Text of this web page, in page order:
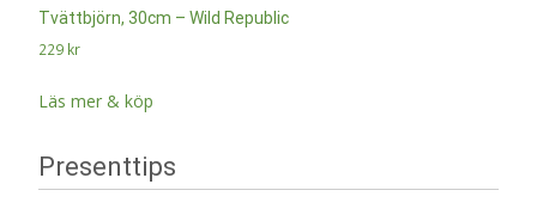
Tvättbjörn, 30cm – Wild Republic
229 kr
Läs mer & köp
Presenttips